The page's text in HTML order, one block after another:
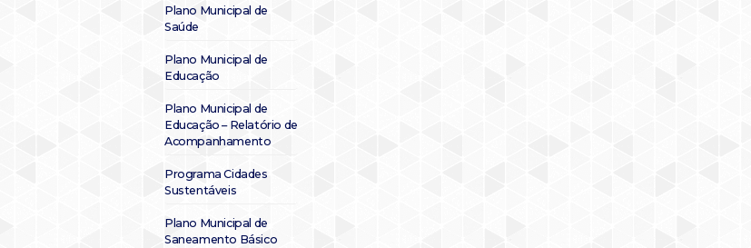
Plano Municipal de
Saúde
Plano Municipal de
Educação
Plano Municipal de
Educação – Relatório de
Acompanhamento
Programa Cidades
Sustentáveis
Plano Municipal de
Saneamento Básico